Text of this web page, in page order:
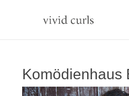
Komödienhaus